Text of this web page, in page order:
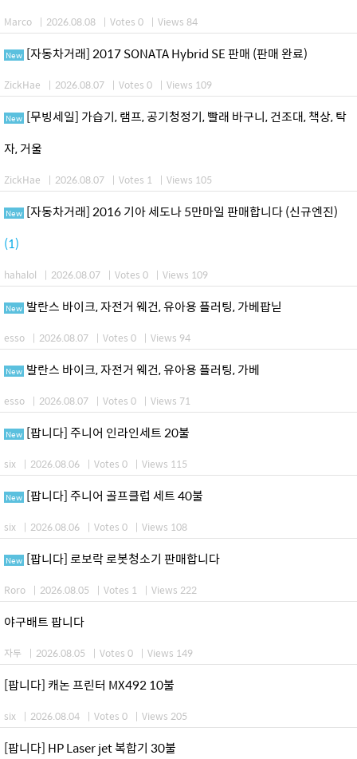
Marco | 2026.08.08 | Votes 0 | Views 84
New [자동차거래] 2017 SONATA Hybrid SE 판매 (판매 완료)
ZickHae | 2026.08.07 | Votes 0 | Views 109
New [무빙세일] 가습기, 램프, 공기청정기, 빨래 바구니, 건조대, 책상, 탁
자, 거울
ZickHae | 2026.08.07 | Votes 1 | Views 105
New [자동차거래] 2016 기아 세도나 5만마일 판매합니다 (신규엔진)
(1)
hahalol | 2026.08.07 | Votes 0 | Views 109
New 발란스 바이크, 자전거 웨건, 유아용 플러팅, 가베팝닏
esso | 2026.08.07 | Votes 0 | Views 94
New 발란스 바이크, 자전거 웨건, 유아용 플러팅, 가베
esso | 2026.08.07 | Votes 0 | Views 71
New [팝니다] 주니어 인라인세트 20불
six | 2026.08.06 | Votes 0 | Views 115
New [팝니다] 주니어 골프클럽 세트 40불
six | 2026.08.06 | Votes 0 | Views 108
New [팝니다] 로보락 로봇청소기 판매합니다
Roro | 2026.08.05 | Votes 1 | Views 222
야구배트 팝니다
자두 | 2026.08.05 | Votes 0 | Views 149
[팝니다] 캐논 프린터 MX492 10불
six | 2026.08.04 | Votes 0 | Views 205
[팝니다] HP Laser jet 복합기 30불